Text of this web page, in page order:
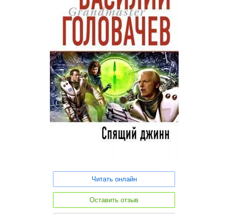
Читать онлайн
Оставить отзыв